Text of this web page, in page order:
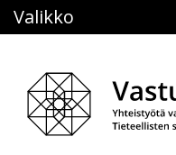
Main navigation
Valikko